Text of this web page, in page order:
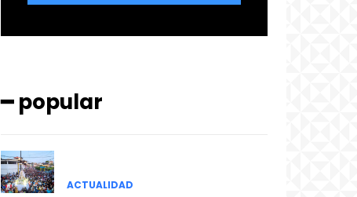
━ popular
ACTUALIDAD